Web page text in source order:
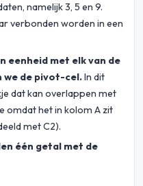
namelijk 3, 5 en 9.
verbonden worden in een
eenheid met elk van de
we de pivot-cel.In dit
dat kan overlappen met
omdat het in kolom A zit
met C2).
één getal met de